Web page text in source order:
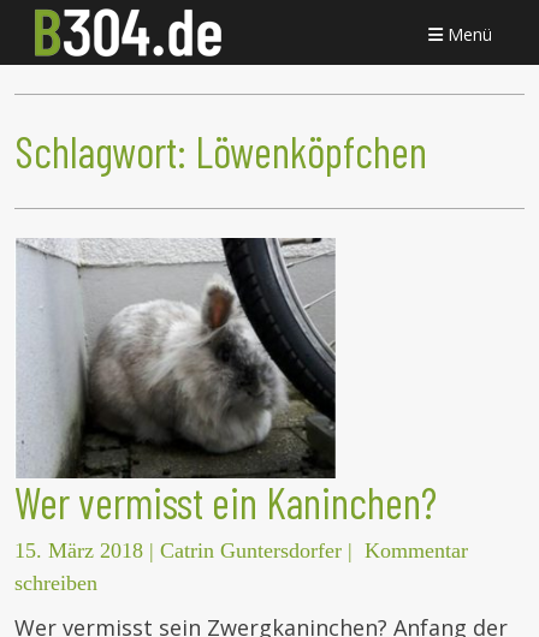
Menü
Schlagwort: Löwenköpfchen
Wer vermisst ein Kaninchen?
15. März 2018 | Catrin Guntersdorfer | Kommentar
schreiben
Wer vermisst sein Zwergkaninchen? Anfang der